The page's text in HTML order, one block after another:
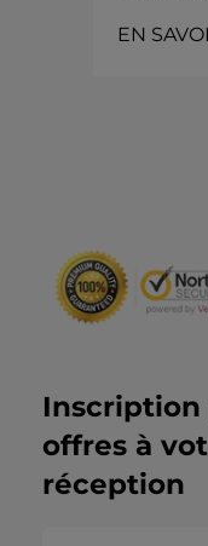
EN
Inscription
offres à
réception